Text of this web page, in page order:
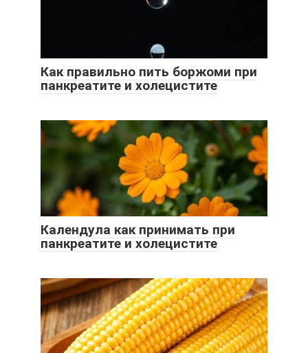
Как правильно пить боржоми при
панкреатите и холецистите
Календула как принимать при
панкреатите и холецистите